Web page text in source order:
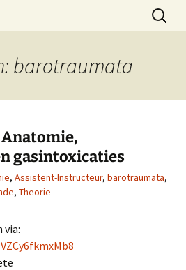
voor
en -Sport
Zoeken
naar:
barotraumata
gasintoxicaties
, Assistent-Instructeur, barotraumata,
, Theorie
via: